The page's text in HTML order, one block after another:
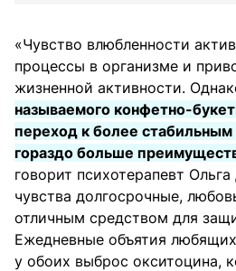
«Чувство влюбленности
процессы в организме и
жизненной активности.
называемого конфетно-
переход к более
гораздо больше
говорит психотерапевт
чувства долгосрочные,
отличным средством для
Ежедневные объятия
у обоих выброс окситоцина,